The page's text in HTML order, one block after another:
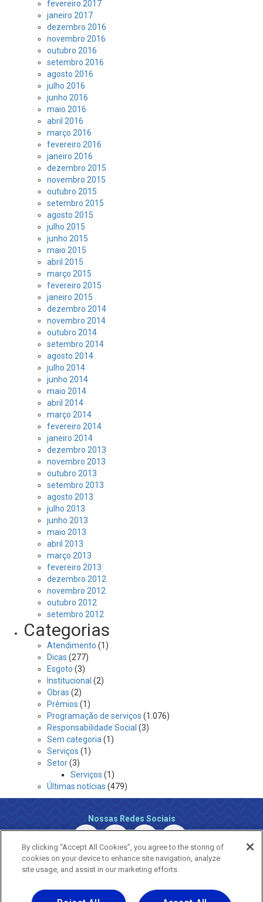
fevereiro 2017
janeiro 2017
dezembro 2016
novembro 2016
outubro 2016
setembro 2016
agosto 2016
julho 2016
junho 2016
maio 2016
abril 2016
março 2016
fevereiro 2016
janeiro 2016
dezembro 2015
novembro 2015
outubro 2015
setembro 2015
agosto 2015
julho 2015
junho 2015
maio 2015
abril 2015
março 2015
fevereiro 2015
janeiro 2015
dezembro 2014
novembro 2014
outubro 2014
setembro 2014
agosto 2014
julho 2014
junho 2014
maio 2014
abril 2014
março 2014
fevereiro 2014
janeiro 2014
dezembro 2013
novembro 2013
outubro 2013
setembro 2013
agosto 2013
julho 2013
junho 2013
maio 2013
abril 2013
março 2013
fevereiro 2013
dezembro 2012
novembro 2012
outubro 2012
setembro 2012
Categorias
Atendimento (1)
Dicas (277)
Esgoto (3)
Institucional (2)
Obras (2)
Prêmios (1)
Programação de serviços (1.076)
Responsabilidade Social (3)
Sem categoria (1)
Serviços (1)
Setor(3)
Serviços (1)
Últimas notícias (479)
Nossas Redes Sociais
By clicking “Accept All Cookies”, you agree to the storing of
cookies on your device to enhance site navigation, analyze
site usage, and assist in our marketing efforts.